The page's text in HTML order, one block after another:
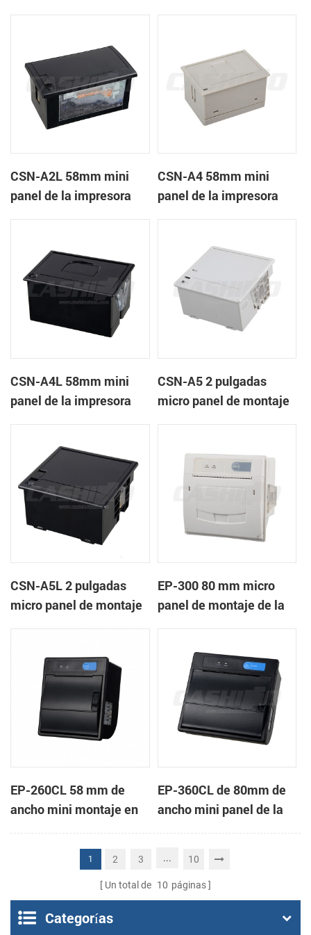
CSN-A2L 58mm mini
panel de la impresora
CSN-A4 58mm mini
panel de la impresora
CSN-A4L 58mm mini
panel de la impresora
CSN-A5 2 pulgadas
micro panel de montaje
CSN-A5L 2 pulgadas
micro panel de montaje
EP-300 80 mm micro
panel de montaje de la
EP-260CL 58 mm de
ancho mini montaje en
panel de la impresora
térmica con auto-
EP-360CL de 80mm de
ancho mini panel de la
impresora térmica con
1 2 3 ... 10
Un total de 10 páginas
Categorías